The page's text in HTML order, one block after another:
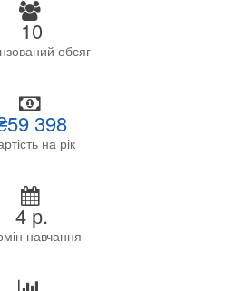
10
обсяг
398
на рік
4 р.
навчання